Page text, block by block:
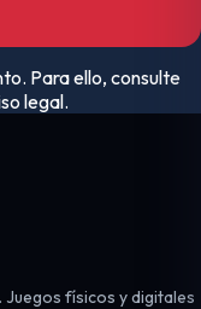
Para ello, consulte
legal.
físicos y digitales